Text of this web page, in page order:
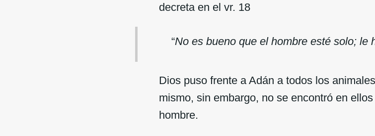
decreta en el vr. 18
“No es bueno que el hombre esté solo; le
Dios puso frente a Adán a todos los
mismo, sin embargo, no se encontró en
hombre.